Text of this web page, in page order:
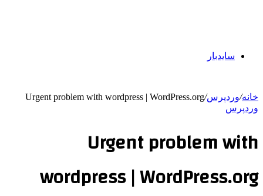
سایدبار
خانه/وردپرس/
Urgent problem with wordpress | WordPress.org
وردپرس
Urgent problem with
wordpress | WordPress.org